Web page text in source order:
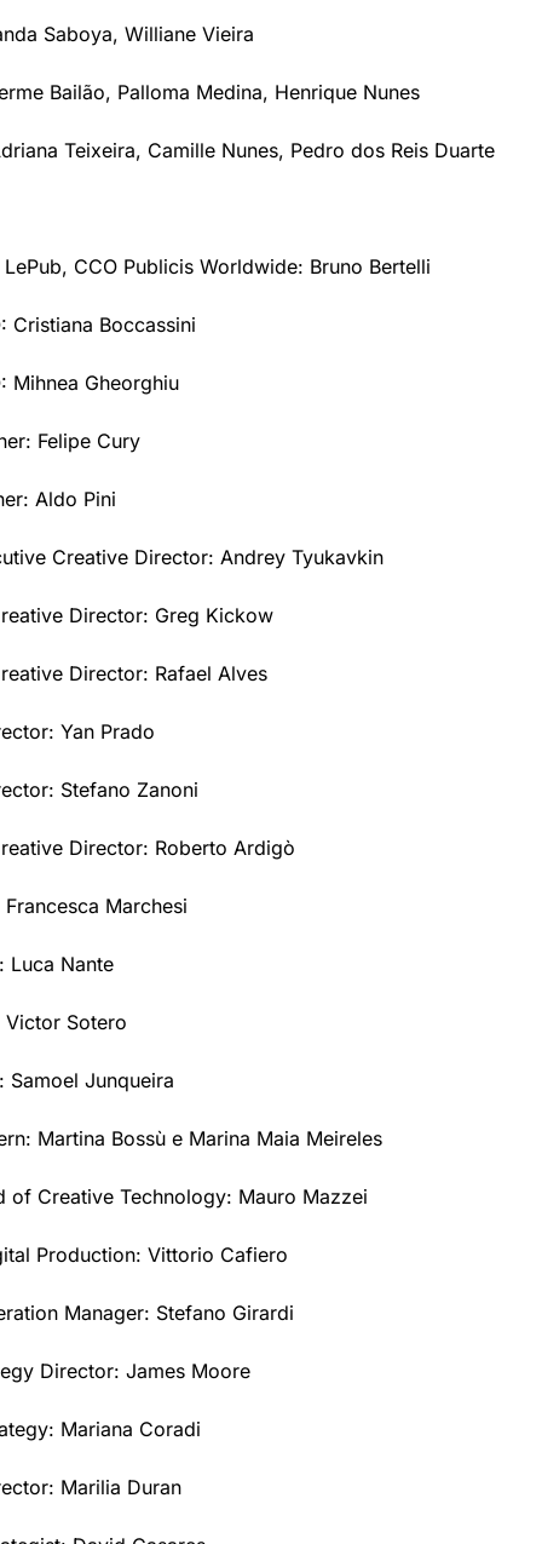
Saboya, Williane Vieira
Bailão, Palloma Medina, Henrique Nunes
Teixeira, Camille Nunes, Pedro dos Reis Duarte
CCO Publicis Worldwide: Bruno Bertelli
Cristiana Boccassini
Mihnea Gheorghiu
Felipe Cury
Aldo Pini
Creative Director: Andrey Tyukavkin
Director: Greg Kickow
Director: Rafael Alves
Yan Prado
Stefano Zanoni
Director: Roberto Ardigò
Marchesi
Luca Nante
Sotero
Samoel Junqueira
Martina Bossù e Marina Maia Meireles
of Creative Technology: Mauro Mazzei
Production: Vittorio Cafiero
Manager: Stefano Girardi
Director: James Moore
Mariana Coradi
Marilia Duran